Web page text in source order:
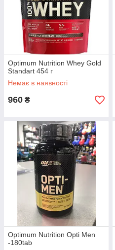
Optimum Nutrition Whey Gold
Standart 454 г
Немає в наявності
960 ₴
Optimum Nutrition Opti Men
-180tab